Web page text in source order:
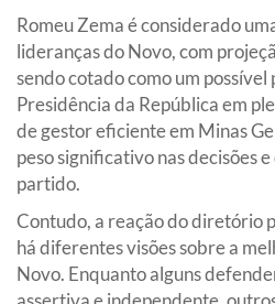
Romeu Zema é considerado
lideranças do Novo, com
sendo cotado como um
Presidência da República em
de gestor eficiente em Minas
peso significativo nas decisões
partido.
Contudo, a reação do diretório
há diferentes visões sobre a
Novo. Enquanto alguns